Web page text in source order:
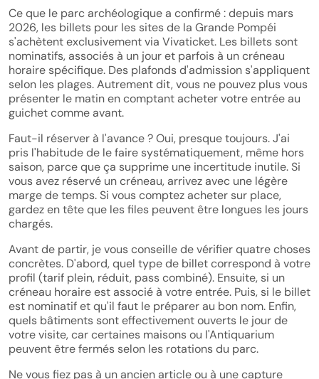
Ce que le parc archéologique a confirmé : depuis mars
2026, les billets pour les sites de la Grande Pompéi
s'achètent exclusivement via Vivaticket. Les billets sont
nominatifs, associés à un jour et parfois à un créneau
horaire spécifique. Des plafonds d'admission s'appliquent
selon les plages. Autrement dit, vous ne pouvez plus vous
présenter le matin en comptant acheter votre entrée au
guichet comme avant.
Faut-il réserver à l'avance ? Oui, presque toujours. J'ai
pris l'habitude de le faire systématiquement, même hors
saison, parce que ça supprime une incertitude inutile. Si
vous avez réservé un créneau, arrivez avec une légère
marge de temps. Si vous comptez acheter sur place,
gardez en tête que les files peuvent être longues les jours
chargés.
Avant de partir, je vous conseille de vérifier quatre choses
concrètes. D'abord, quel type de billet correspond à votre
profil (tarif plein, réduit, pass combiné). Ensuite, si un
créneau horaire est associé à votre entrée. Puis, si le billet
est nominatif et qu'il faut le préparer au bon nom. Enfin,
quels bâtiments sont effectivement ouverts le jour de
votre visite, car certaines maisons ou l'Antiquarium
peuvent être fermés selon les rotations du parc.
Ne vous fiez pas à un ancien article ou à une capture